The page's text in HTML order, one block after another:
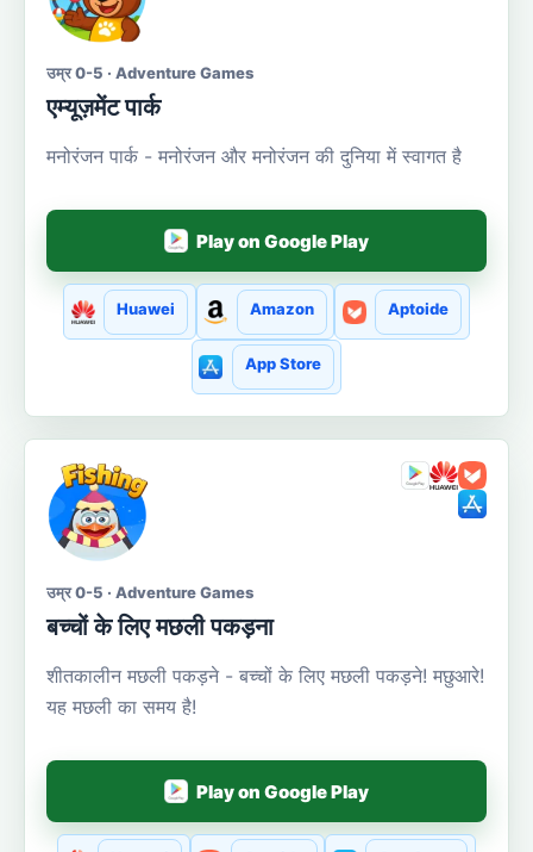
उम्र 0-5 · Adventure Games
एम्यूज़मेंट पार्क
मनोरंजन पार्क - मनोरंजन और मनोरंजन की दुनिया में स्वागत है
Play on Google Play
Huawei Amazon Aptoide
App Store
उम्र 0-5 · Adventure Games
बच्चों के लिए मछली पकड़ना
शीतकालीन मछली पकड़ने - बच्चों के लिए मछली पकड़ने! मछुआरे!
यह मछली का समय है!
Play on Google Play